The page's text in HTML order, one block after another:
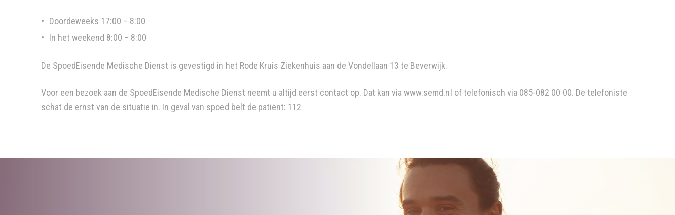
Doordeweeks 17:00 – 8:00
In het weekend 8:00 – 8:00
De SpoedEisende Medische Dienst is gevestigd in het Rode Kruis Ziekenhuis aan de Vondellaan 13 te Beverwijk.
Voor een bezoek aan de SpoedEisende Medische Dienst neemt u altijd eerst contact op. Dat kan via www.semd.nl of telefonisch via 085-082 00 00. De telefoniste
schat de ernst van de situatie in. In geval van spoed belt de patiënt: 112